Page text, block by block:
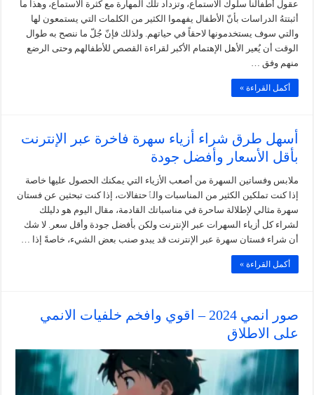
عقول أطفالنا سلوك الاستماع، وتزداد تلك المهارة مع كثرة الاستماع، وهذا ما
أثبتتهُ الدراسات بأنّ الأطفال يفهموا الكثير من الكلمات التي يستمعون لها
والتي سوف يستخدمونها لاحقاً في حياتهم. ولذلك فإنّ جُلّ ما ننصح به طوال
الوقت أن يُعير الأهل الإهتمام الأكبر لقراءة القصص للأطفالهم وحتى الرضع
منهم وفق …
أكمل القراءة »
أسهل طرق شراء أزياء سهرة فاخرة عبر الإنترنت
بأقل الأسعار وأفضل جودة
ملابس وفساتين السهرة من أصعب الأزياء التي يمكنك الحصول عليها خاصة
إذا كنت تملكين الكثير من المناسبات والٱحتفالات، إذا كنت تبحثين عن فستان
سهرة مثالي لإطلالة ساحرة في مناسباتك القادمة، مقال اليوم هو دليلك
لشراء كل أزياء السهرات عبر الإنترنت ولكن بأفضل جودة وأقل سعر. لا شك
أن شراء فستان سهرة عبر الإنترنت قد يبدو صنب بعض الشيء، خاصةً إذا …
أكمل القراءة »
صور انمي 2024 – اقوي وافخم خلفيات الانمي
على الاطلاق